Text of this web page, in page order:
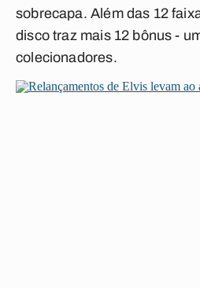
sobrecapa. Além das 12
disco traz mais 12 bônus -
colecionadores.